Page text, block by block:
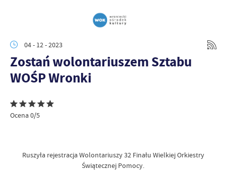
04 - 12 - 2023
Zostań wolontariuszem Sztabu
WOŚP Wronki
Ocena 0/5
Ruszyła rejestracja Wolontariuszy 32 Finału Wielkiej Orkiestry
Świątecznej Pomocy.